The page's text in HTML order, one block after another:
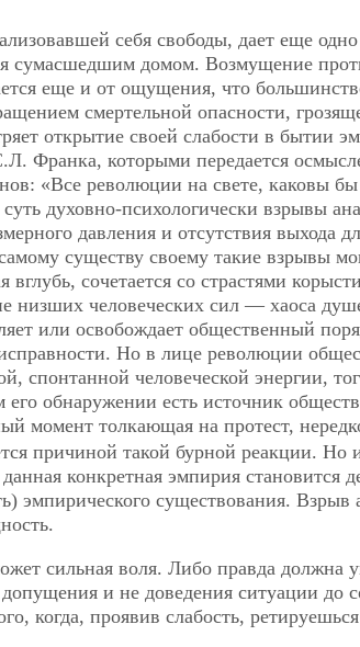
себя свободы, дает еще
сумасшедшим домом. Возмущение
еще и от ощущения, что
смертельной опасности,
открытие своей слабости в бытии
Франка, которыми передается
«Все революции на свете, каковы
духовно-психологически взрывы
давления и отсутствия выхода
существу своему такие взрывы
сочетается со страстями
низших человеческих сил — хаоса
или освобождает общественный
Но в лице революции
спонтанной человеческой энергии,
обнаружении есть источник
момент толкающая на протест,
причиной такой бурной реакции. Но
конкретная эмпирия становится
эмпирического существования. Взрыв
сильная воля. Либо правда должна
и не доведения ситуации до
когда, проявив слабость,